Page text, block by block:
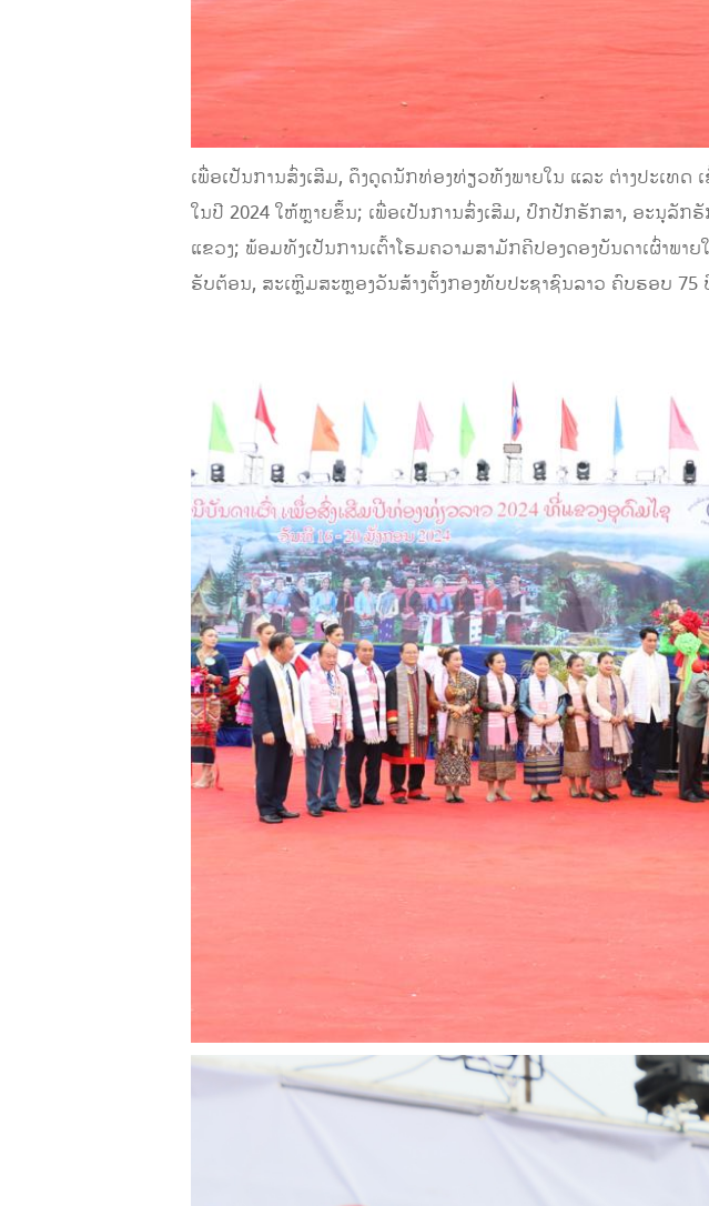
ເພື່ອເປັນການສົ່ງເສີມ, ດຶງດູດນັກທ່ອງທ່ຽວທັງພາຍໃນ ແລະ ຕ່າງປະເທ
ໃນປີ 2024 ໃຫ້ຫຼາຍຂຶ້ນ; ເພື່ອເປັນການສົ່ງເສີມ, ປົກປັກຮັກສາ, ອະນຸລັກ
ແຂວງ; ພ້ອມທັງເປັນການເຕົ້າໂຮມຄວາມສາມັກຄີປອງດອງບັນດາເຜົ່າພ
ຮັບຕ້ອນ, ສະເຫຼີມສະຫຼອງວັນສ້າງຕັ້ງກອງທັບປະຊາຊົນລາວ ຄົບຮອບ 75